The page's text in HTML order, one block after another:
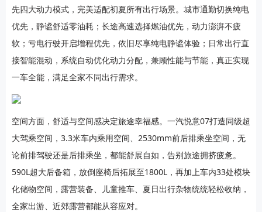
先四大动力模式，完美适配初夏所有出行场景。城市通勤切换纯电
优先，静谧舒适零油耗；长途高速选择燃油优先，动力澎湃不疲
软；亏电行驶开启增程优先，依旧尽享纯电静谧体验；日常出行直
接智能混动，系统自动优化动力分配，兼顾性能与节能，真正实现
一车全能，满足全家不同出行需求。
空间方面，舒适与空间感决定旅途幸福感。一汽悦意07打造同级超
大驾乘空间，3.3米车内乘用空间、2530mm前后排乘坐空间，无
论前排驾驶还是后排乘坐，都能舒展自如，告别旅途拥挤疲惫。
590L超大后备箱，放倒座椅后拓展至1800L，再加上车内33处模块
化储物空间，露营装备、儿童推车、夏日出行杂物统统轻松收纳，
全家出游、近郊露营都能从容应对。